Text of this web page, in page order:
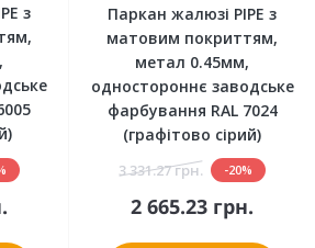
з
Паркан жалюзі PIPE з
матовим покриттям,
метал 0.45мм,
одностороннє заводське
фарбування RAL 7024
(графітово сірий)
3 331.27 грн. -20%
2 665.23 грн.